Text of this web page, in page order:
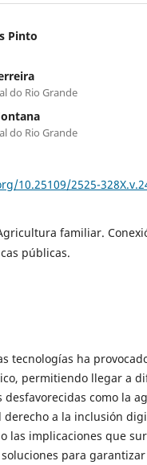
Pinto
do Rio Grande
do Rio Grande
10.25109/2525-
familiar.
públicas.
tecnologías ha
permitiendo llegar a
como la
derecho a la inclusión
las implicaciones que
para